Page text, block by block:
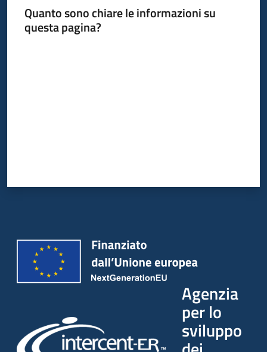
Quanto sono chiare le informazioni su
questa pagina?
Agenzia
per lo
sviluppo